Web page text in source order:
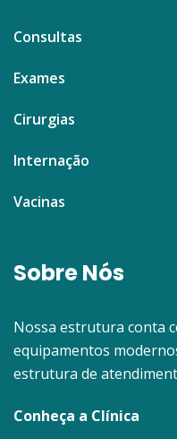
Consultas
Exames
Cirurgias
Internação
Vacinas
Sobre Nós
Nossa estrutura conta
equipamentos
estrutura de
Conheça a Clínica